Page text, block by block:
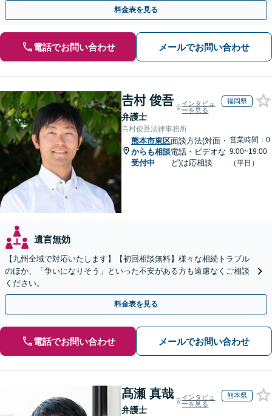
料金表を見る
電話でお問い合わせ メールでお問い合わせ
𠮷村 俊吾
弁護士
インタビュ
ーを見る
福岡県
𠮷村俊吾法律事務所
熊本市東区
からも相談
受付中
面談方法(対面・
電話・ビデオな
ど)は応相談
営業時間：0
9:00~19:00
（平日）
遺言無効
【九州全域で対応いたします】【初回相談無料】様々な相続トラブル
のほか、「争いになりそう」といった不安がある方も遠慮なくご相談
ください。
料金表を見る
電話でお問い合わせ メールでお問い合わせ
髙瀬 真哉
弁護士
インタビュ
ーを見る
熊本県